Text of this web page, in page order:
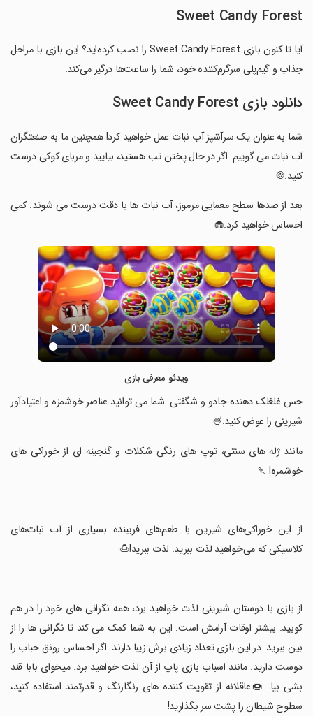
Sweet Candy Forest
آیا تا کنون بازی Sweet Candy Forest را نصب کرده‌اید؟ این بازی با مراحل
جذاب و گیم‌پلی سرگرم‌کننده خود، شما را ساعت‌ها درگیر می‌کند.
دانلود بازی Sweet Candy Forest
شما به عنوان یک سرآشپز آب نبات عمل خواهید کرد! همچنین ما به صنعتگران
آب نبات می گوییم. اگر در حال پختن تب هستید، بیایید و مربای کوکی درست
کنید.🍪
‏بعد از صدها سطح معمایی مرموز، آب نبات ها با دقت درست می شوند. کمی
احساس خواهید کرد.🧁
ویدئو معرفی بازی
‏حس غلغلک دهنده جادو و شگفتی. شما می توانید عناصر خوشمزه و اعتیادآور
شیرینی را عوض کنید.🍧
‏مانند ژله های سنتی، توپ های رنگی شکلات و گنجینه ای از خوراکی های
خوشمزه! 🍡
‏از این خوراکی‌های شیرین با طعم‌های فریبنده بسیاری از آب نبات‌های
کلاسیکی که می‌خواهید لذت ببرید. لذت ببرید!🍮
‏از بازی با دوستان شیرینی لذت خواهید برد، همه نگرانی های خود را در هم
کوبید. بیشتر اوقات آرامش است. این به شما کمک می کند تا نگرانی ها را از
بین ببرید. در این بازی تعداد زیادی برش زیبا دارند. اگر احساس رونق حباب را
دوست دارید. مانند اسباب بازی پاپ از آن لذت خواهید برد. میخوای بابا قند
بشی بیا. 🍩عاقلانه از تقویت کننده های رنگارنگ و قدرتمند استفاده کنید،
سطوح شیطان را پشت سر بگذارید!